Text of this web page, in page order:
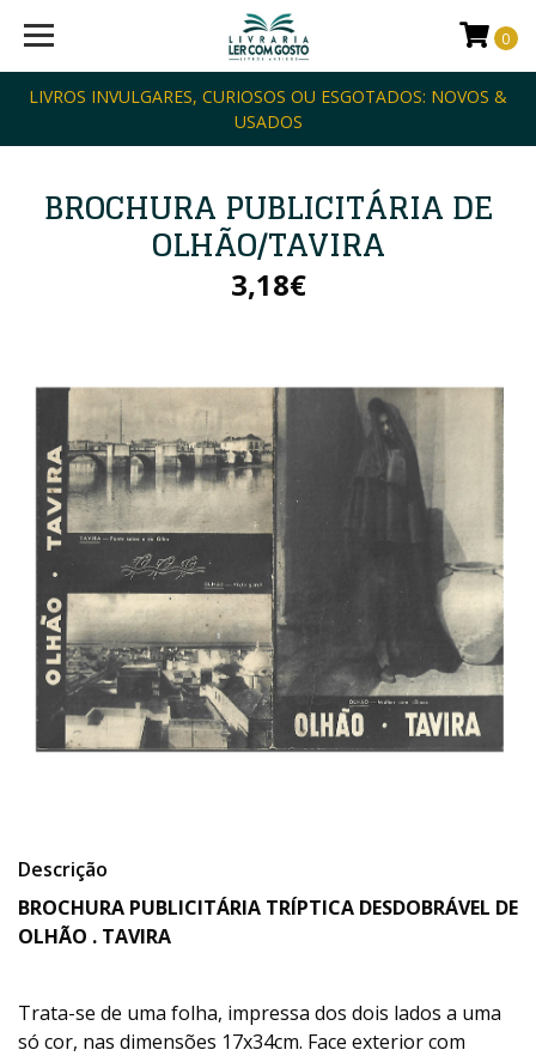
LIVROS INVULGARES, CURIOSOS OU ESGOTADOS: NOVOS &
USADOS
0
BROCHURA PUBLICITÁRIA DE
OLHÃO/TAVIRA
3,18€
Descrição
BROCHURA PUBLICITÁRIA TRÍPTICA DESDOBRÁVEL DE
OLHÃO . TAVIRA
Trata-se de uma folha, impressa dos dois lados a uma
só cor, nas dimensões 17x34cm. Face exterior com